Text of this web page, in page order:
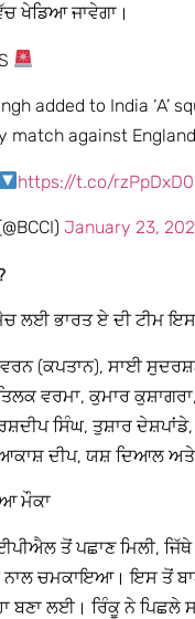
ਖੇਡਿਆ ਜਾਵੇਗਾ।
added to India ‘A’
match against
https://t.co/
January 23,
ਲਈ ਭਾਰਤ ਏ ਦੀ ਟੀਮ
(ਕਪਤਾਨ), ਸਾਈ
ਵਰਮਾ, ਕੁਮਾਰ
ਸਿੰਘ, ਤੁਸ਼ਾਰ ਦੇਸ਼ਪਾਂਡੇ,
ਦੀਪ, ਯਸ਼ ਦਿਆਲ ਅਤੇ
ਮੌਕਾ
ਤੋਂ ਪਛਾਣ ਮਿਲੀ,
ਨਾਲ ਚਮਕਾਇਆ। ਇਸ ਤੋਂ
ਬਣਾ ਲਈ। ਰਿੰਕੂ ਨੇ ਪਿਛਲੇ